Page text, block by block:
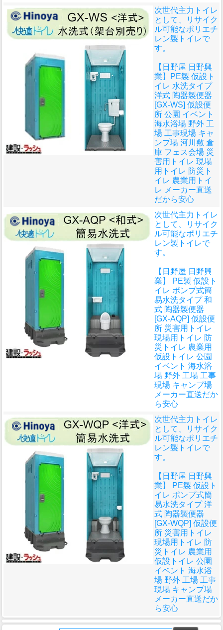
次世代主力トイレ
として、リサイク
ル可能なポリエチ
レン製トイレで
す。
【日野屋 日野興
業】PE製 仮設ト
イレ 水洗タイプ
洋式 陶器製便器
[GX-WS] 仮設便
所 公園 イベント
海水浴場 野外 工
場 工事現場 キャ
ンプ場 河川敷 倉
庫 フェス会場 災
害用トイレ 現場
用トイレ 防災ト
イレ 農業用トイ
レ メーカー直送
だから安心
次世代主力トイレ
として、リサイク
ル可能なポリエチ
レン製トイレで
す。
【日野屋 日野興
業】 PE製 仮設ト
イレ ポンプ式簡
易水洗タイプ 和
式 陶器製便器
[GX-AQP] 仮設便
所 災害用トイレ
現場用トイレ 防
災トイレ 農業用
仮設トイレ 公園
イベント 海水浴
場 野外 工場 工事
現場 キャンプ場
メーカー直送だか
ら安心
次世代主力トイレ
として、リサイク
ル可能なポリエチ
レン製トイレで
す。
【日野屋 日野興
業】 PE製 仮設ト
イレ ポンプ式簡
易水洗タイプ 洋
式 陶器製便器
[GX-WQP] 仮設便
所 災害用トイレ
現場用トイレ 防
災トイレ 農業用
仮設トイレ 公園
イベント 海水浴
場 野外 工場 工事
現場 キャンプ場
メーカー直送だか
ら安心